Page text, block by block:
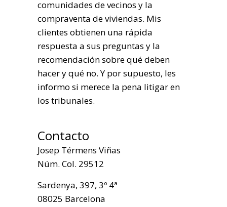
comunidades de vecinos y la
compraventa de viviendas. Mis
clientes obtienen una rápida
respuesta a sus preguntas y la
recomendación sobre qué deben
hacer y qué no. Y por supuesto, les
informo si merece la pena litigar en
los tribunales.
Contacto
Josep Térmens Viñas
Núm. Col. 29512
Sardenya, 397, 3º 4ª
08025 Barcelona